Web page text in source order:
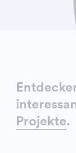
Projekte.